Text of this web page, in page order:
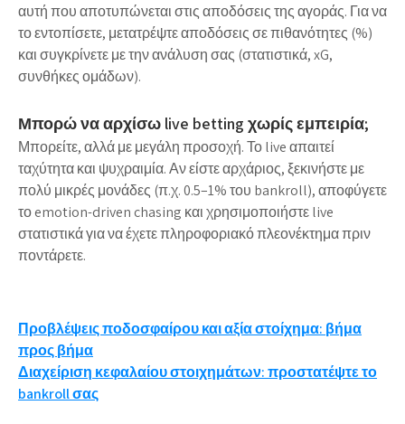
αυτή που αποτυπώνεται στις αποδόσεις της αγοράς. Για να
το εντοπίσετε, μετατρέψτε αποδόσεις σε πιθανότητες (%)
και συγκρίνετε με την ανάλυση σας (στατιστικά, xG,
συνθήκες ομάδων).
Μπορώ να αρχίσω live betting χωρίς εμπειρία;
Μπορείτε, αλλά με μεγάλη προσοχή. Το live απαιτεί
ταχύτητα και ψυχραιμία. Αν είστε αρχάριος, ξεκινήστε με
πολύ μικρές μονάδες (π.χ. 0.5–1% του bankroll), αποφύγετε
το emotion-driven chasing και χρησιμοποιήστε live
στατιστικά για να έχετε πληροφοριακό πλεονέκτημα πριν
ποντάρετε.
Post
navigation
Προβλέψεις ποδοσφαίρου και αξία στοίχημα: βήμα
προς βήμα
Διαχείριση κεφαλαίου στοιχημάτων: προστατέψτε το
bankroll σας